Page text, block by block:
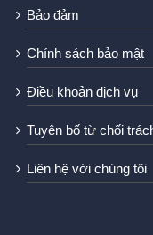
Bảo đảm
Chính sách bảo mật
Điều khoản dịch vụ
Tuyên bố từ chối
Liên hệ với chúng tôi